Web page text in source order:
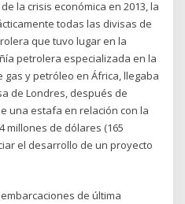
la crisis económica en 2013, la
todas las divisas de
que tuvo lugar en la
petrolera especializada en la
y petróleo en África, llegaba
de Londres, después de
una estafa en relación con la
millones de dólares (165
el desarrollo de un proyecto
de última